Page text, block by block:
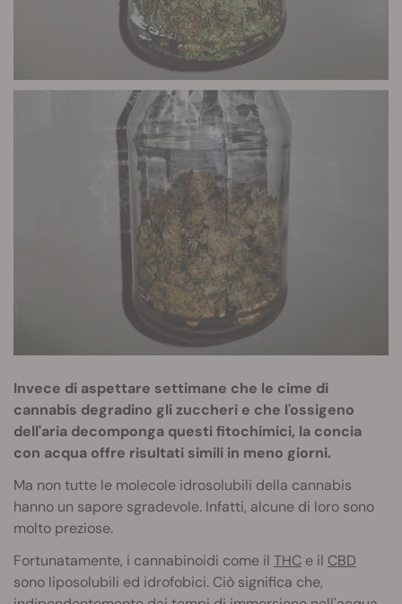
Invece di aspettare settimane che le cime di
cannabis degradino gli zuccheri e che l'ossigeno
dell'aria decomponga questi fitochimici, la concia
con acqua offre risultati simili in meno giorni.
Ma non tutte le molecole idrosolubili della cannabis
hanno un sapore sgradevole. Infatti, alcune di loro sono
molto preziose.
Fortunatamente, i cannabinoidi come il THC e il CBD
sono liposolubili ed idrofobici. Ciò significa che,